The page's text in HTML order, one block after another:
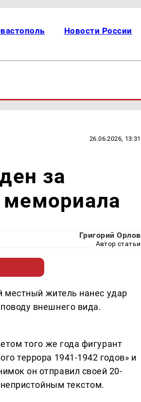
Новости России
26.06.2026, 13:31
за
мемориала
Григорий Орлов
Автор статьи
местный житель нанес удар
внешнего вида.
того же года фигурант
террора 1941-1942 годов» и
он отправил своей 20-
текстом.